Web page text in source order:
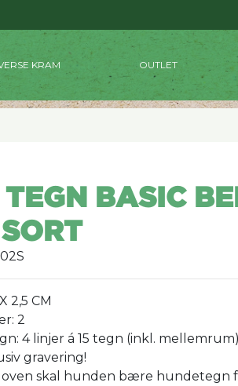
KRAM OUTLET
BASIC
2,5 CM
2
4 linjer á 15 tegn (inkl.
gravering!
skal hunden bære hundetegn